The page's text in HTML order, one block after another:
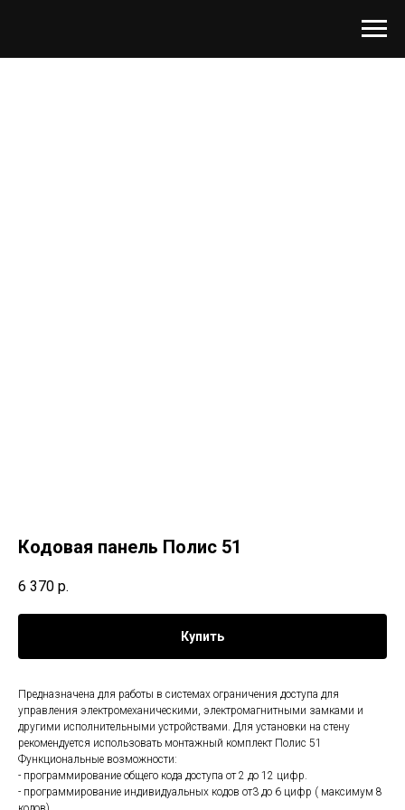
Кодовая панель Полис 51
6 370 р.
Купить
Предназначена для работы в системах ограничения доступа для
управления электромеханическими, электромагнитными замками и
другими исполнительными устройствами. Для установки на стену
рекомендуется использовать монтажный комплект Полис 51
Функциональные возможности:
- программирование общего кода доступа от 2 до 12 цифр.
- программирование индивидуальных кодов от3 до 6 цифр ( максимум 8